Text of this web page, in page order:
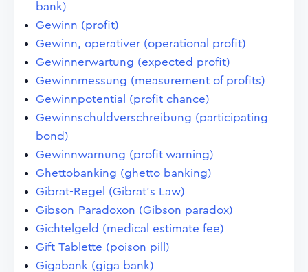
bank)
Gewinn (profit)
Gewinn, operativer (operational profit)
Gewinnerwartung (expected profit)
Gewinnmessung (measurement of profits)
Gewinnpotential (profit chance)
Gewinnschuldverschreibung (participating
bond)
Gewinnwarnung (profit warning)
Ghettobanking (ghetto banking)
Gibrat-Regel (Gibrat's Law)
Gibson-Paradoxon (Gibson paradox)
Gichtelgeld (medical estimate fee)
Gift-Tablette (poison pill)
Gigabank (giga bank)